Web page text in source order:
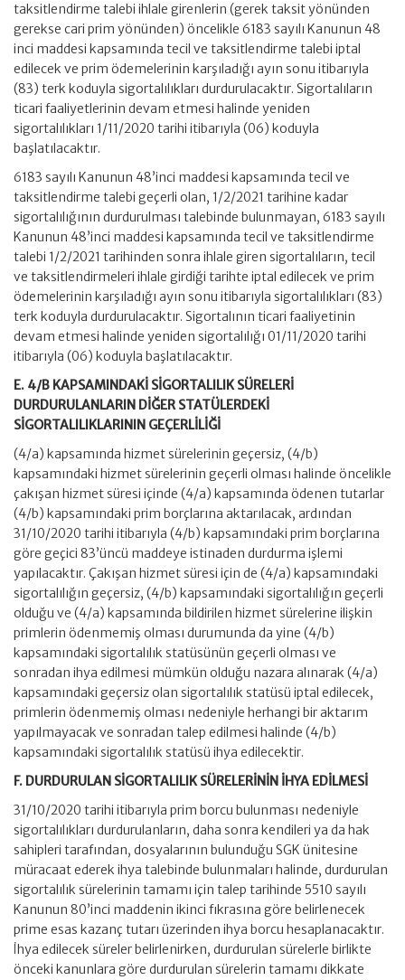
taksitlendirme talebi ihlale girenlerin (gerek taksit yönünden
gerekse cari prim yönünden) öncelikle 6183 sayılı Kanunun 48
inci maddesi kapsamında tecil ve taksitlendirme talebi iptal
edilecek ve prim ödemelerinin karşıladığı ayın sonu itibarıyla
(83) terk koduyla sigortalılıkları durdurulacaktır. Sigortalıların
ticari faaliyetlerinin devam etmesi halinde yeniden
sigortalılıkları 1/11/2020 tarihi itibarıyla (06) koduyla
başlatılacaktır.
6183 sayılı Kanunun 48’inci maddesi kapsamında tecil ve
taksitlendirme talebi geçerli olan, 1/2/2021 tarihine kadar
sigortalılığının durdurulması talebinde bulunmayan, 6183 sayılı
Kanunun 48’inci maddesi kapsamında tecil ve taksitlendirme
talebi 1/2/2021 tarihinden sonra ihlale giren sigortalıların, tecil
ve taksitlendirmeleri ihlale girdiği tarihte iptal edilecek ve prim
ödemelerinin karşıladığı ayın sonu itibarıyla sigortalılıkları (83)
terk koduyla durdurulacaktır. Sigortalının ticari faaliyetinin
devam etmesi halinde yeniden sigortalılığı 01/11/2020 tarihi
itibarıyla (06) koduyla başlatılacaktır.
E. 4/B KAPSAMINDAKİ SİGORTALILIK SÜRELERİ
DURDURULANLARIN DİĞER STATÜLERDEKİ
SİGORTALILIKLARININ GEÇERLİLİĞİ
(4/a) kapsamında hizmet sürelerinin geçersiz, (4/b)
kapsamındaki hizmet sürelerinin geçerli olması halinde öncelikle
çakışan hizmet süresi içinde (4/a) kapsamında ödenen tutarlar
(4/b) kapsamındaki prim borçlarına aktarılacak, ardından
31/10/2020 tarihi itibarıyla (4/b) kapsamındaki prim borçlarına
göre geçici 83’üncü maddeye istinaden durdurma işlemi
yapılacaktır. Çakışan hizmet süresi için de (4/a) kapsamındaki
sigortalılığın geçersiz, (4/b) kapsamındaki sigortalılığın geçerli
olduğu ve (4/a) kapsamında bildirilen hizmet sürelerine ilişkin
primlerin ödenmemiş olması durumunda da yine (4/b)
kapsamındaki sigortalılık statüsünün geçerli olması ve
sonradan ihya edilmesi mümkün olduğu nazara alınarak (4/a)
kapsamındaki geçersiz olan sigortalılık statüsü iptal edilecek,
primlerin ödenmemiş olması nedeniyle herhangi bir aktarım
yapılmayacak ve sonradan talep edilmesi halinde (4/b)
kapsamındaki sigortalılık statüsü ihya edilecektir.
F. DURDURULAN SİGORTALILIK SÜRELERİNİN İHYA EDİLMESİ
31/10/2020 tarihi itibarıyla prim borcu bulunması nedeniyle
sigortalılıkları durdurulanların, daha sonra kendileri ya da hak
sahipleri tarafından, dosyalarının bulunduğu SGK ünitesine
müracaat ederek ihya talebinde bulunmaları halinde, durdurulan
sigortalılık sürelerinin tamamı için talep tarihinde 5510 sayılı
Kanunun 80’inci maddenin ikinci fıkrasına göre belirlenecek
prime esas kazanç tutarı üzerinden ihya borcu hesaplanacaktır.
İhya edilecek süreler belirlenirken, durdurulan sürelerle birlikte
önceki kanunlara göre durdurulan sürelerin tamamı dikkate